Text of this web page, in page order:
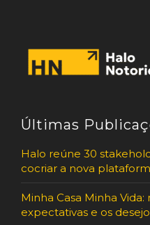
Últimas
Halo reúne 30
cocriar a nova
Minha Casa Minha
expectativas e os